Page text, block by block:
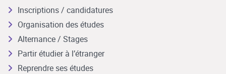
Inscriptions / candidatures
Organisation des études
Alternance / Stages
Partir étudier à l’étranger
Reprendre ses études